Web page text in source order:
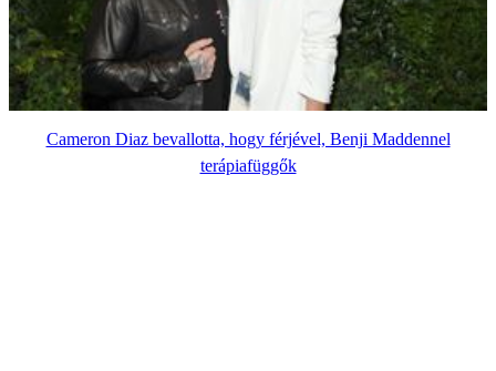
Cameron Diaz bevallotta, hogy férjével, Benji Maddennel
terápiafüggők